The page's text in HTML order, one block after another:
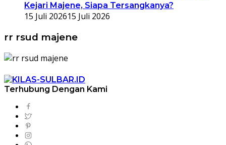
Kejari Majene, Siapa Tersangkanya?
15 Juli 202615 Juli 2026
rr rsud majene
Terhubung Dengan Kami